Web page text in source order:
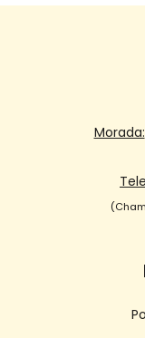
Morada: